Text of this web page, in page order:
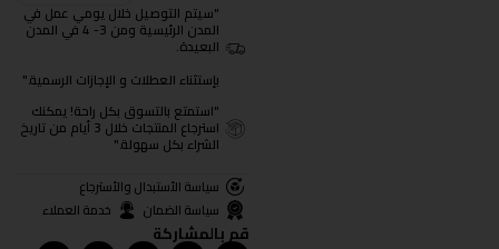
"سيتم التوصيل خلال يومي عمل في
المدن الرئيسية ومن 3- 4 في المدن
البعيدة.
بإستثناء العطلات و الإجازات الرسمية."
"استمتع بالتسوق بكل راحة! يمكنك
استرجاع المنتجات خلال 3 أيام من تاريخ
الشراء بكل سهولة."
سياسة الأستبدال والأسترجاع
سياسة الضمان
خدمة العملاء
قم بالمشاركة